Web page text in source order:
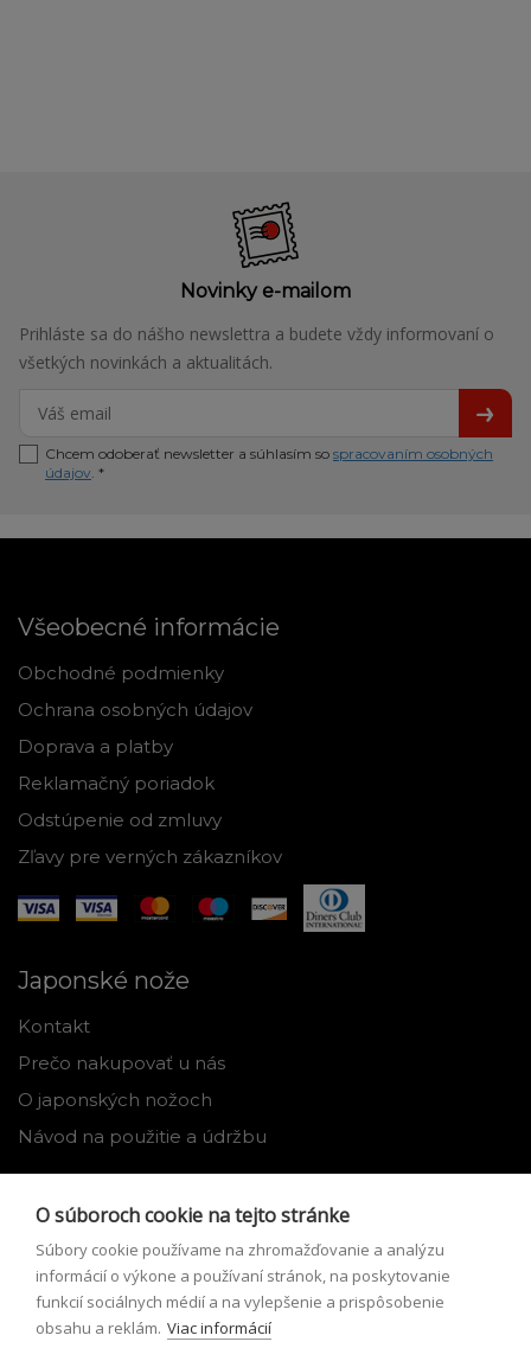
Novinky e-mailom
Prihláste sa do nášho newslettra a budete vždy informovaní o
všetkých novinkách a aktualitách.
Chcem odoberať newsletter a súhlasím so spracovaním osobných
údajov. *
Všeobecné informácie
Obchodné podmienky
Ochrana osobných údajov
Doprava a platby
Reklamačný poriadok
Odstúpenie od zmluvy
Zľavy pre verných zákazníkov
Japonské nože
Kontakt
Prečo nakupovať u nás
O japonských nožoch
Návod na použitie a údržbu
Môj profil
Zabudnuté heslo
O súboroch cookie na tejto stránke
Súbory cookie používame na zhromažďovanie a analýzu
informácií o výkone a používaní stránok, na poskytovanie
funkcií sociálnych médií a na vylepšenie a prispôsobenie
obsahu a reklám. Viac informácií